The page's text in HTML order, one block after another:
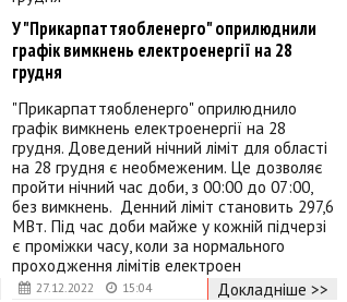
27.12.2022 15:04
У "Прикарпаттяобленерго" оприлюднили
графік вимкнень електроенергії на 28
грудня
"Прикарпаттяобленерго" оприлюднило
графік вимкнень електроенергії на 28
грудня. Доведений нічний ліміт для області
на 28 грудня є необмеженим. Це дозволяє
пройти нічний час доби, з 00:00 до 07:00,
без вимкнень. Денний ліміт становить 297,6
МВт. Під час доби майже у кожній підчерзі
є проміжки часу, коли за нормального
проходження лімітів електроен
Докладніше >>